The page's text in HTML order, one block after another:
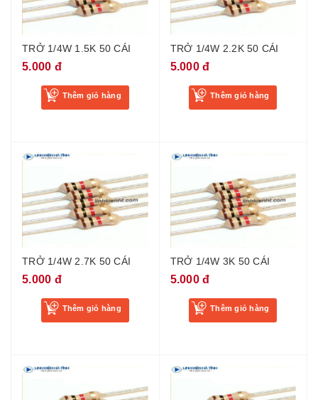
TRỞ 1/4W 1.5K 50 CÁI
5.000 đ
Thêm giỏ hàng
TRỞ 1/4W 2.2K 50 CÁI
5.000 đ
Thêm giỏ hàng
TRỞ 1/4W 2.7K 50 CÁI
5.000 đ
Thêm giỏ hàng
TRỞ 1/4W 3K 50 CÁI
5.000 đ
Thêm giỏ hàng